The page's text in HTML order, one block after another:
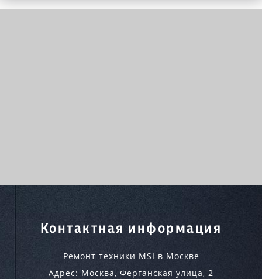
Контактная информация
Ремонт техники MSI в Москве
Адрес: Москва, Ферганская улица, 2